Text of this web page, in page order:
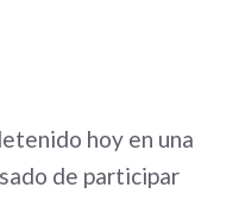
hoy en una
de participar